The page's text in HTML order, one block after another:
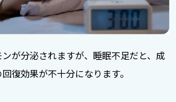
が分泌されますが、睡眠不足だと、成
復効果が不十分になります。